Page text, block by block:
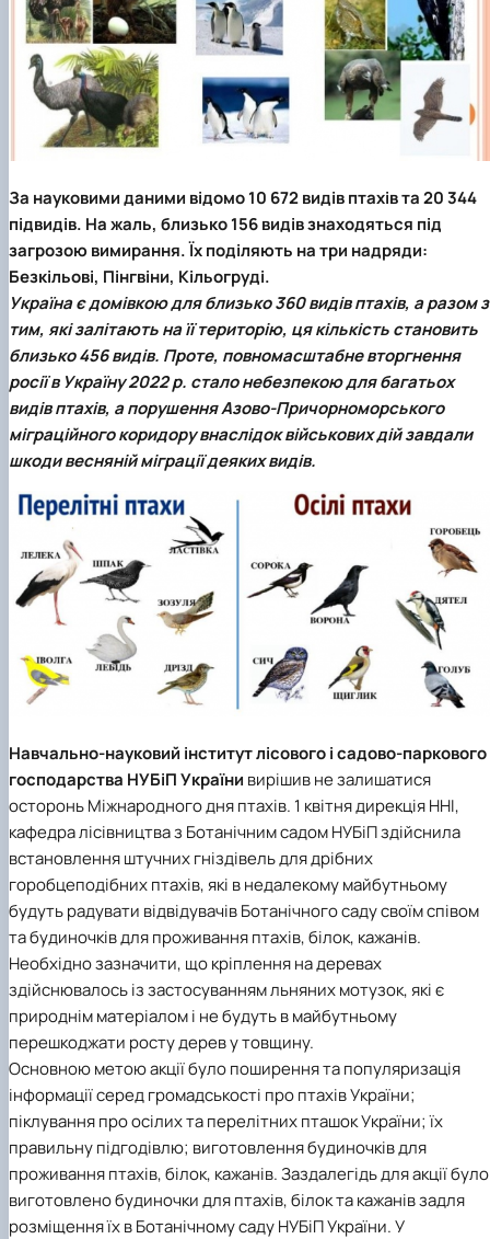
За науковими даними відомо 10 672 видів птахів та 20 344
підвидів. На жаль, близько 156 видів знаходяться під
загрозою вимирання. Їх поділяють на три надряди:
Безкільові, Пінгвіни, Кільогруді.
Україна є домівкою для близько 360 видів птахів, а разом з
тим, які залітають на її територію, ця кількість становить
близько 456 видів. Проте, повномасштабне вторгнення
росії в Україну 2022 р. стало небезпекою для багатьох
видів птахів, а порушення Азово-Причорноморського
міграційного коридору внаслідок військових дій завдали
шкоди весняній міграції деяких видів.
Навчально-науковий інститут лісового і садово-паркового
господарства НУБіП України вирішив не залишатися
осторонь Міжнародного дня птахів. 1 квітнядирекція ННІ,
кафедра лісівництва з Ботанічним садом НУБіПздійснила
встановлення штучних гніздівель для дрібних
горобцеподібних птахів, які в недалекому майбутньому
будуть радувати відвідувачів Ботанічного саду своїм співом
та будиночків для проживання птахів, білок, кажанів.
Необхідно зазначити, що кріплення на деревах
здійснювалось із застосуванням льняних мотузок, які є
природнім матеріалом і не будуть в майбутньому
перешкоджати росту дерев у товщину.
Основною метою акції було поширення та популяризація
інформації серед громадськості про птахів України;
піклування про осілих та перелітних пташок України; їх
правильну підгодівлю; виготовлення будиночків для
проживання птахів, білок, кажанів. Заздалегідь для акції було
виготовлено будиночки для птахів, білок та кажанів задля
розміщення їх в Ботанічному саду НУБіП України. У